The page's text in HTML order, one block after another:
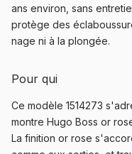
ans environ, sans
protège des
nage ni à la plongée.
Pour qui
Ce modèle 1514273
montre Hugo Boss or
La finition or rose